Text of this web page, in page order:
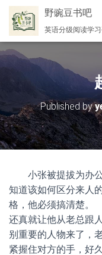
野豌豆书吧
英语分级阅读学
Published by
小张被提拔为办公
知道该如何区分来人
格，他必须搞清楚
还真就让他从老总跟
别重要的人物来了，
紧握住对方的手，好